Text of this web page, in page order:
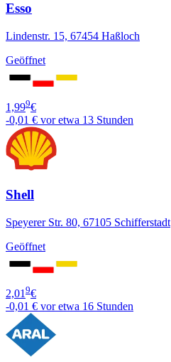
Esso
Lindenstr. 15, 67454 Haßloch
Geöffnet
1,999€
-0,01 € vor etwa 13 Stunden
Shell
Speyerer Str. 80, 67105 Schifferstadt
Geöffnet
2,01 9€
-0,01 € vor etwa 16 Stunden